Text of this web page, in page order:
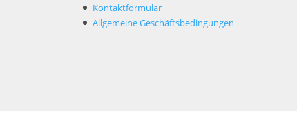
Kontaktformular
Allgemeine Geschäftsbedingungen